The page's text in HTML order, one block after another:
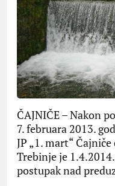
ČAJNIČE – Nakon
7. februara 2013.
JP „1. mart“
Trebinje je
postupak nad